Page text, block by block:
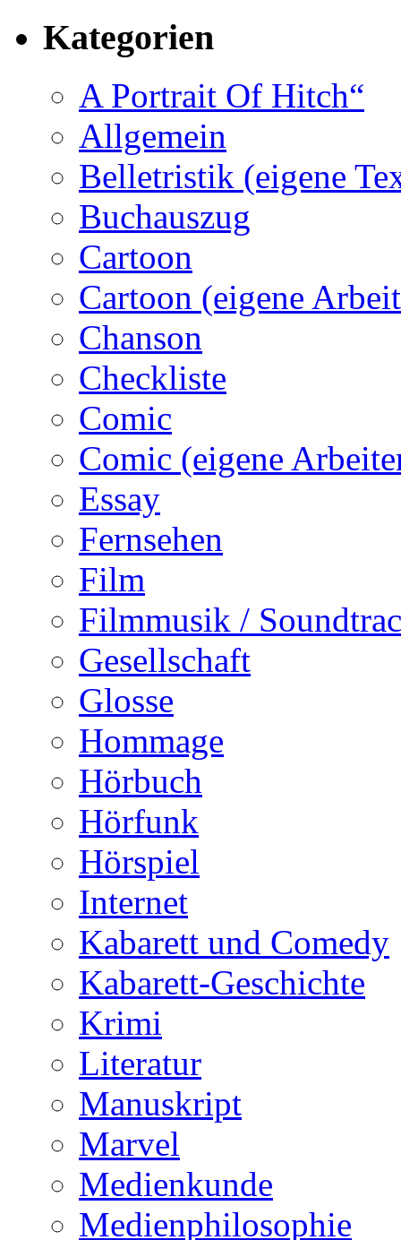
Kategorien
A Portrait Of Hitch“
Allgemein
Belletristik (eigene
Buchauszug
Cartoon
Cartoon (eigene
Chanson
Checkliste
Comic
Comic (eigene
Essay
Fernsehen
Film
Filmmusik /
Gesellschaft
Glosse
Hommage
Hörbuch
Hörfunk
Hörspiel
Internet
Kabarett und Comedy
Kabarett-Geschichte
Krimi
Literatur
Manuskript
Marvel
Medienkunde
Medienphilosophie